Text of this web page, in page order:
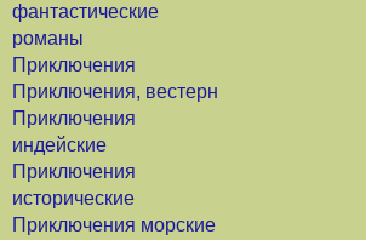
фантастические
романы
Приключения
Приключения, вестерн
Приключения
индейские
Приключения
исторические
Приключения морские